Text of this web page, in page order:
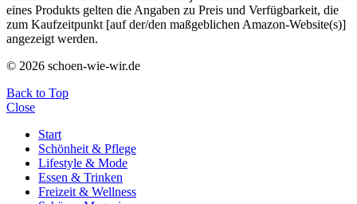
eines Produkts gelten die Angaben zu Preis und Verfügbarkeit, die
zum Kaufzeitpunkt [auf der/den maßgeblichen Amazon-Website(s)]
angezeigt werden.
© 2026 schoen-wie-wir.de
Back to Top
Close
Start
Schönheit & Pflege
Lifestyle & Mode
Essen & Trinken
Freizeit & Wellness